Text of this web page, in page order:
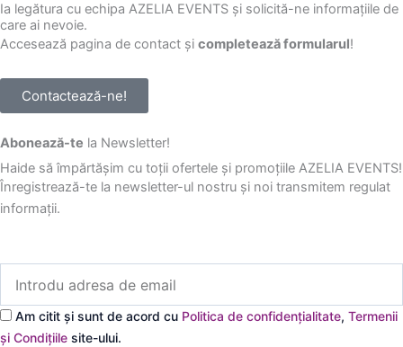
Ia legătura cu echipa AZELIA EVENTS și solicită-ne informațiile de
care ai nevoie.
Accesează pagina de contact și completează formularul!
Contactează-ne!
Abonează-te la Newsletter!
Haide să împărtășim cu toții ofertele și promoțiile AZELIA EVENTS!
Înregistrează-te la newsletter-ul nostru și noi transmitem regulat
informații.
adresa
de
email
Am citit și sunt de acord cu Politica de confidențialitate, Termenii
și Condițiile site-ului.